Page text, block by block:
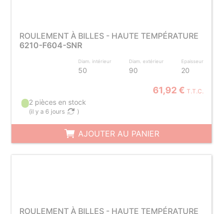
ROULEMENT À BILLES - HAUTE TEMPÉRATURE
6210-F604-SNR
Diam. intérieur
50
Diam. extérieur
90
Epaisseur
20
61,92 € T.T.C.
2 pièces en stock
(il y a 6 jours )
AJOUTER AU PANIER
ROULEMENT À BILLES - HAUTE TEMPÉRATURE